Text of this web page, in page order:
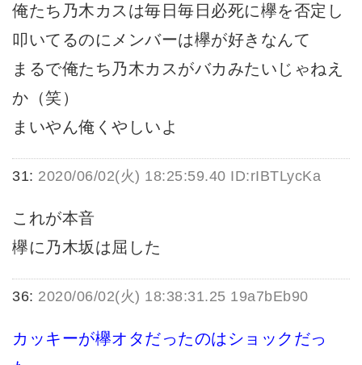
俺たち乃木カスは毎日毎日必死に欅を否定し
叩いてるのにメンバーは欅が好きなんて
まるで俺たち乃木カスがバカみたいじゃねえ
か（笑）
まいやん俺くやしいよ
31: 2020/06/02(火) 18:25:59.40 ID:rIBTLycKa
これが本音
欅に乃木坂は屈した
36: 2020/06/02(火) 18:38:31.25 19a7bEb90
カッキーが欅オタだったのはショックだっ